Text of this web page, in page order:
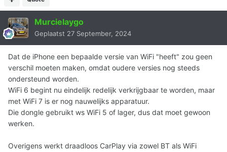
Murcielaygo
Geplaatst 27 September, 2024
Dat de iPhone een bepaalde versie van WiFi "heeft" zou geen
verschil moeten maken, omdat oudere versies nog steeds
ondersteund worden.
WiFi 6 begint nu eindelijk redelijk verkrijgbaar te worden, maar
met WiFi 7 is er nog nauwelijks apparatuur.
Die dongle gebruikt ws WiFi 5 of lager, dus dat moet gewoon
werken.
Overigens werkt draadloos CarPlay via zowel BT als WiFi